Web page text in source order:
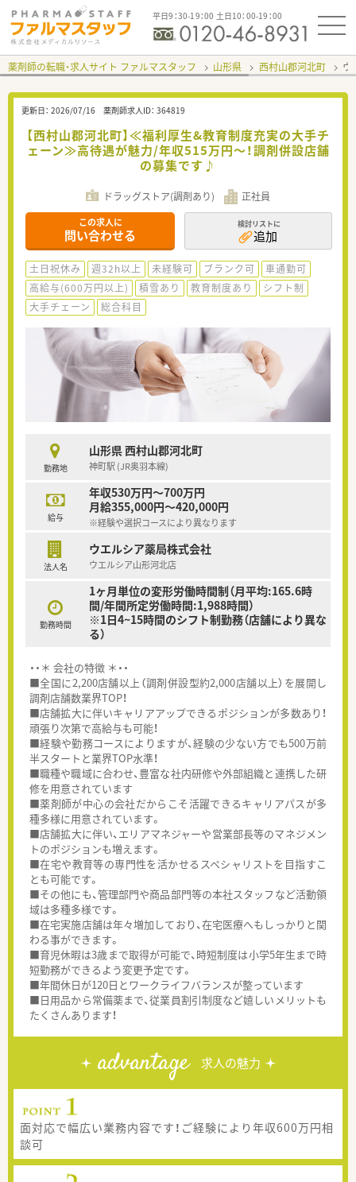
平日9：30-19：00 土日10：00-19：00
薬剤師の転職・求人サイト ファルマスタッフ 山形県 西村山郡河北町 ウ
更新日： 2026/07/16 薬剤師求人ID： 364819
【西村山郡河北町】≪福利厚生&教育制度充実の大手チ
ェーン≫高待遇が魅力/年収515万円～！調剤併設店舗
の募集です♪
ドラッグストア(調剤あり) 正社員
この求人に
問い合わせる
検討リストに
追加
土日祝休み 週32h以上 未経験可 ブランク可
車通勤可
高給与(600万円以上)
積雪あり 教育制度あり
シフト制
大手チェーン
総合科目
勤務地
山形県 西村山郡河北町
神町駅 (JR奥羽本線)
給与
年収530万円～700万円
月給355,000円～420,000円
※経験や選択コースにより異なります
法人名
ウエルシア薬局株式会社
ウエルシア山形河北店
勤務時間
1ヶ月単位の変形労働時間制（月平均:165.6時
間/年間所定労働時間:1,988時間）
※1日4~15時間のシフト制勤務（店舗により異な
る）
・・＊ 会社の特徴 ＊・・
■全国に2,200店舗以上（調剤併設型約2,000店舗以上）を展開し
調剤店舗数業界TOP！
■店舗拡大に伴いキャリアアップできるポジションが多数あり！
頑張り次第で高給与も可能！
■経験や勤務コースによりますが、経験の少ない方でも500万前
半スタートと業界TOP水準！
■職種や職域に合わせ、豊富な社内研修や外部組織と連携した研
修を用意されています
■薬剤師が中心の会社だからこそ活躍できるキャリアパスが多
種多様に用意されています。
■店舗拡大に伴い、エリアマネジャーや営業部長等のマネジメン
トのポジションも増えます。
■在宅や教育等の専門性を活かせるスペシャリストを目指すこ
とも可能です。
■その他にも、管理部門や商品部門等の本社スタッフなど活動領
域は多種多様です。
■在宅実施店舗は年々増加しており、在宅医療へもしっかりと関
わる事ができます。
■育児休暇は3歳まで取得が可能で、時短制度は小学5年生まで時
短勤務ができるよう変更予定です。
■年間休日が120日とワークライフバランスが整っています
■日用品から常備薬まで、従業員割引制度など嬉しいメリットも
たくさんあります！
advantage 求人の魅力
面対応で幅広い業務内容です！ご経験により年収600万円相
談可